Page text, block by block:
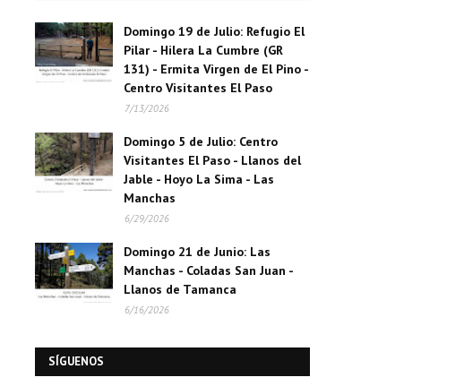
Domingo 19 de Julio: Refugio El
Pilar - Hilera La Cumbre (GR
131) - Ermita Virgen de El Pino -
Centro Visitantes El Paso
7/13/2026
Domingo 5 de Julio: Centro
Visitantes El Paso - Llanos del
Jable - Hoyo La Sima - Las
Manchas
6/29/2026
Domingo 21 de Junio: Las
Manchas - Coladas San Juan -
Llanos de Tamanca
6/16/2026
SÍGUENOS